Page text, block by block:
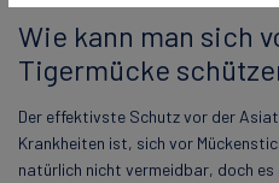
Wie kann man sich
Tigermücke
Der effektivste Schutz vor der
Krankheiten ist, sich vor
natürlich nicht vermeidbar, doch